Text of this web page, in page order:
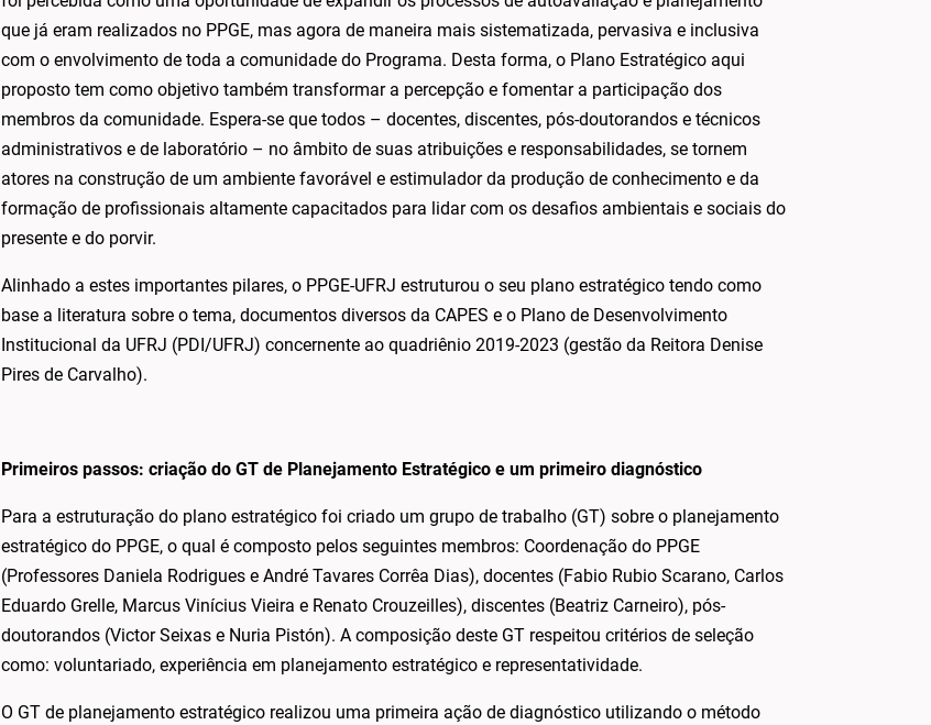
que já eram realizados no PPGE, mas agora de maneira mais sistematizada, pervasiva e inclusiva
com o envolvimento de toda a comunidade do Programa. Desta forma, o Plano Estratégico aqui
proposto tem como objetivo também transformar a percepção e fomentar a participação dos
membros da comunidade. Espera-se que todos – docentes, discentes, pós-doutorandos e técnicos
administrativos e de laboratório – no âmbito de suas atribuições e responsabilidades, se tornem
atores na construção de um ambiente favorável e estimulador da produção de conhecimento e da
formação de profissionais altamente capacitados para lidar com os desafios ambientais e sociais do
presente e do porvir.
Alinhado a estes importantes pilares, o PPGE-UFRJ estruturou o seu plano estratégico tendo como
base a literatura sobre o tema, documentos diversos da CAPES e o Plano de Desenvolvimento
Institucional da UFRJ (PDI/UFRJ) concernente ao quadriênio 2019-2023 (gestão da Reitora Denise
Pires de Carvalho).
Primeiros passos: criação do GT de Planejamento Estratégico e um primeiro diagnóstico
Para a estruturação do plano estratégico foi criado um grupo de trabalho (GT) sobre o planejamento
estratégico do PPGE, o qual é composto pelos seguintes membros: Coordenação do PPGE
(Professores Daniela Rodrigues e André Tavares Corrêa Dias), docentes (Fabio Rubio Scarano, Carlos
Eduardo Grelle, Marcus Vinícius Vieira e Renato Crouzeilles), discentes (Beatriz Carneiro), pós-
doutorandos (Victor Seixas e Nuria Pistón). A composição deste GT respeitou critérios de seleção
como: voluntariado, experiência em planejamento estratégico e representatividade.
O GT de planejamento estratégico realizou uma primeira ação de diagnóstico utilizando o método